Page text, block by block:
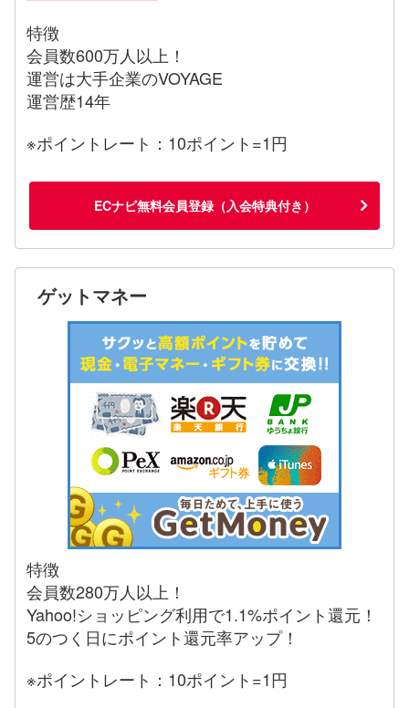
特徴
会員数600万人以上！
運営は大手企業のVOYAGE
運営歴14年
※ポイントレート：10ポイント=1円
ECナビ無料会員登録（入会特典付き）
ゲットマネー
特徴
会員数280万人以上！
Yahoo!ショッピング利用で1.1%ポイント還元！
5のつく日にポイント還元率アップ！
※ポイントレート：10ポイント=1円